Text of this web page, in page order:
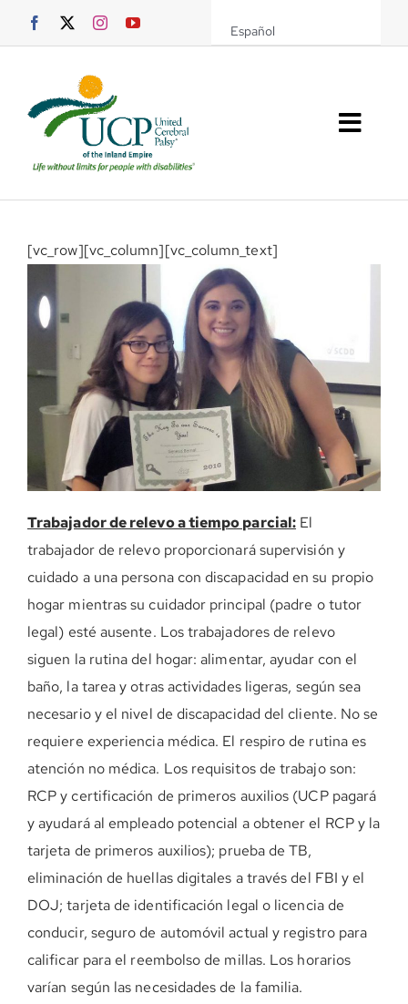
Saltar
Español
Soporte UCPIE
Recursos
DONE AHORA
[vc_row][vc_column][vc_column_text]
Trabajador de relevo a tiempo parcial: El
trabajador de relevo proporcionará supervisión y
cuidado a una persona con discapacidad en su propio
hogar mientras su cuidador principal (padre o tutor
legal) esté ausente. Los trabajadores de relevo
siguen la rutina del hogar: alimentar, ayudar con el
baño, la tarea y otras actividades ligeras, según sea
necesario y el nivel de discapacidad del cliente. No se
requiere experiencia médica. El respiro de rutina es
atención no médica. Los requisitos de trabajo son:
RCP y certificación de primeros auxilios (UCP pagará
y ayudará al empleado potencial a obtener el RCP y la
tarjeta de primeros auxilios); prueba de TB,
eliminación de huellas digitales a través del FBI y el
DOJ; tarjeta de identificación legal o licencia de
conducir, seguro de automóvil actual y registro para
calificar para el reembolso de millas. Los horarios
varían según las necesidades de la familia.